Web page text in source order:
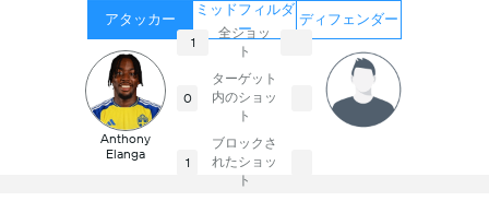
アタッカー
ミッドフィルダ
ー
ディフェンダー
Anthony
Elanga
1
全ショッ
ト
0
ターゲット
内のショッ
ト
1
ブロックさ
れたショッ
ト